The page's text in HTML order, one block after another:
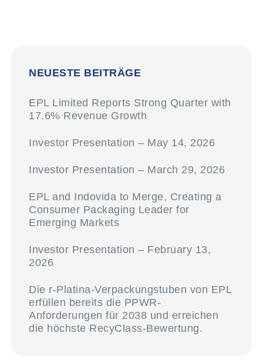
NEUESTE BEITRÄGE
EPL Limited Reports Strong Quarter with
17.6% Revenue Growth
Investor Presentation – May 14, 2026
Investor Presentation – March 29, 2026
EPL and Indovida to Merge, Creating a
Consumer Packaging Leader for
Emerging Markets
Investor Presentation – February 13,
2026
Die r-Platina-Verpackungstuben von EPL
erfüllen bereits die PPWR-
Anforderungen für 2038 und erreichen
die höchste RecyClass-Bewertung.